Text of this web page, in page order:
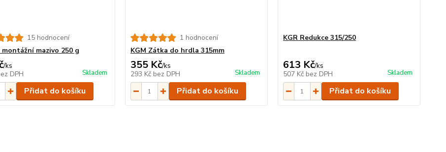
15 hodnocení
montážní mazivo 250 g
/ks
DPH Skladem
Přidat do košíku
1 hodnocení
KGM Zátka do hrdla 315mm
355 Kč/ks
293 Kč bez DPH Skladem
Přidat do košíku
KGR Redukce 315/250
613 Kč/ks
507 Kč bez DPH Skladem
Přidat do košíku